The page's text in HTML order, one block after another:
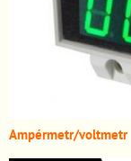
Ampérmetr/voltmetr